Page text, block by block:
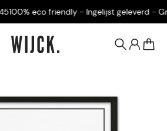
eco friendly - Ingelijst geleverd -